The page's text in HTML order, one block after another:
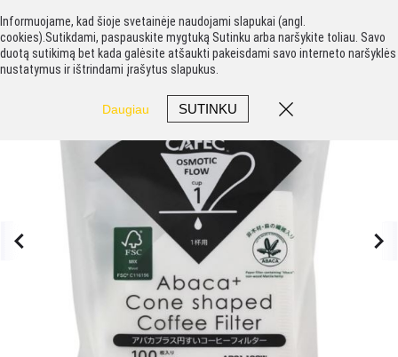
Informuojame, kad šioje svetainėje naudojami slapukai (angl.
cookies).Sutikdami, paspauskite mygtuką Sutinku arba naršykite toliau. Savo
duotą sutikimą bet kada galėsite atšaukti pakeisdami savo interneto naršyklės
nustatymus ir ištrindami įrašytus slapukus.
Daugiau SUTINKU